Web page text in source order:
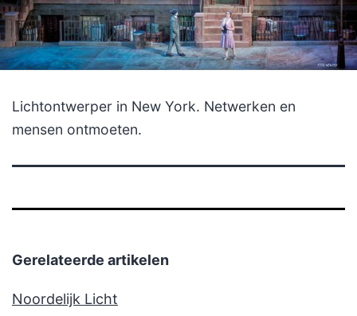
Lichtontwerper in New York. Netwerken en
mensen ontmoeten.
Gerelateerde artikelen
Noordelijk Licht